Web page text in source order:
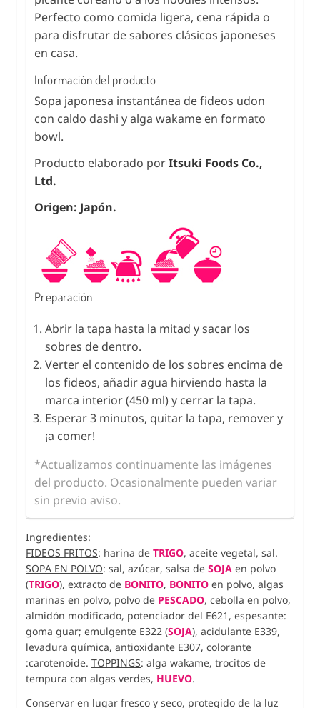
Perfecto como comida ligera, cena rápida o
para disfrutar de sabores clásicos japoneses
en casa.
Información del producto
Sopa japonesa instantánea de fideos udon
con caldo dashi y alga wakame en formato
bowl.
Producto elaborado porItsuki Foods Co.,
Ltd.
Origen: Japón.
Preparación
Abrir la tapa hasta la mitad y sacar los
sobres de dentro.
Verter el contenido de los sobres encima de
los fideos, añadir agua hirviendo hasta la
marca interior (450 ml) y cerrar la tapa.
Esperar 3 minutos, quitar la tapa, remover y
¡a comer!
*Actualizamos continuamente las imágenes
del producto. Ocasionalmente pueden variar
sin previo aviso.
Ingredientes:
FIDEOS FRITOS: harina de TRIGO, aceite vegetal, sal.
SOPA EN POLVO: sal, azúcar, salsa de SOJA en polvo
(TRIGO), extracto de BONITO, BONITO en polvo, algas
marinas en polvo, polvo de PESCADO, cebolla en polvo,
almidón modificado, potenciador del E621, espesante:
goma guar; emulgente E322 (SOJA), acidulante E339,
levadura química, antioxidante E307, colorante
:carotenoide. TOPPINGS: alga wakame, trocitos de
tempura con algas verdes, HUEVO.
Conservar en lugar fresco y seco, protegido de la luz